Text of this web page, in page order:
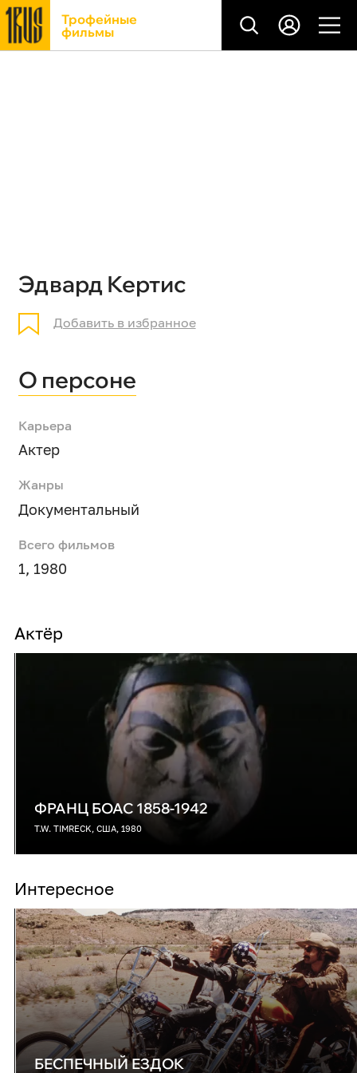
Трофейные
фильмы
Эдвард Кертис
Добавить в избранное
О персоне
Карьера
Актер
Жанры
Документальный
Всего фильмов
1, 1980
Актёр
ФРАНЦ БОАС 1858-1942
T.W. TIMRECK, США, 1980
Интересное
БЕСПЕЧНЫЙ ЕЗДОК